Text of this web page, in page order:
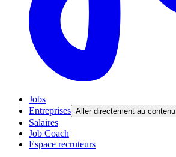
Jobs
Entreprises Aller directement au contenu
Salaires
Job Coach
Espace recruteurs